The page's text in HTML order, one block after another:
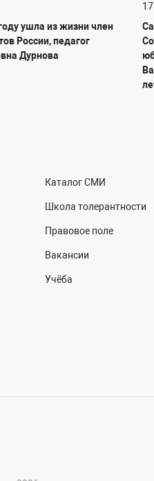
ушла из жизни член
России, педагог
Дурнова
Каталог СМИ
Школа толерантности
Правовое поле
Вакансии
Учёба